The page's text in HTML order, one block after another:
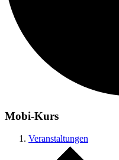
Mobi-Kurs
Veranstaltungen